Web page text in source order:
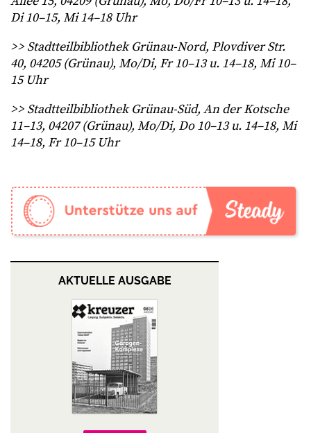
Di 10–15, Mi 14–18 Uhr
>> Stadtteilbibliothek Grünau-Nord, Plovdiver Str.
40, 04205 (Grünau), Mo/Di, Fr 10–13 u. 14–18, Mi 10–
15 Uhr
>> Stadtteilbibliothek Grünau-Süd, An der Kotsche
11–13, 04207 (Grünau), Mo/Di, Do 10–13 u. 14–18, Mi
14–18, Fr 10–15 Uhr
AKTUELLE AUSGABE